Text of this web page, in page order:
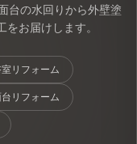
台の水回りから外壁塗
お届けします。
リフォーム
リフォーム